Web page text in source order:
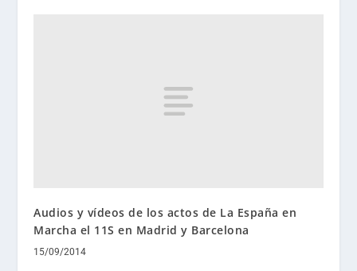
Audios y vídeos de los actos de La España en
Marcha el 11S en Madrid y Barcelona
15/09/2014